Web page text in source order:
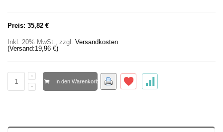
Preis: 35,82 €
Inkl. 20% MwSt., zzgl. Versandkosten
(Versand:19,96 €)
In den Warenkorb